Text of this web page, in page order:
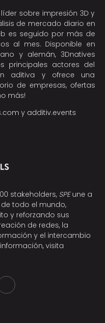
sobre impresión 3D y
de mercado diario en
es seguido por más de
al mes. Disponible en
y alemán, 3Dnatives
principales actores del
aditiva y ofrece una
de empresas, ofertas
más!
y additiv.events
stakeholders, SPEune a
todo el mundo,
y reforzando sus
de redes, la
y el intercambio
visita